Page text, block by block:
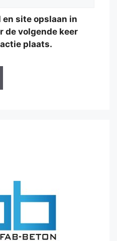
site opslaan in
de volgende keer
plaats.